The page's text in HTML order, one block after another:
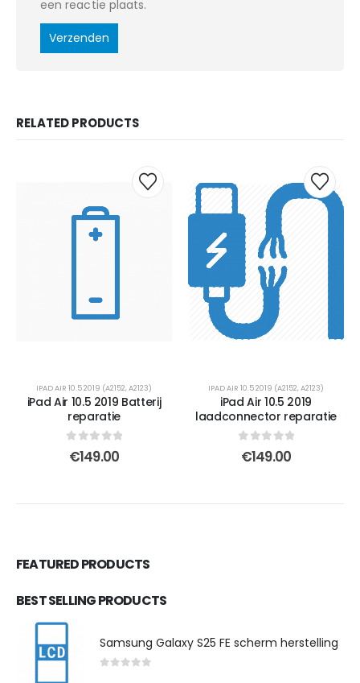
een reactie plaats.
RELATED PRODUCTS
IPAD AIR 10.5 2019 (A2152,A2123)
iPad Air 10.5 2019 Batterij
reparatie
0out of 5
€149.00
IPAD AIR 10.5 2019 (A2152,A2123)
iPad Air 10.5 2019
laadconnector reparatie
0out of 5
€149.00
FEATURED PRODUCTS
BEST SELLING PRODUCTS
Samsung Galaxy S25 FE scherm herstelling